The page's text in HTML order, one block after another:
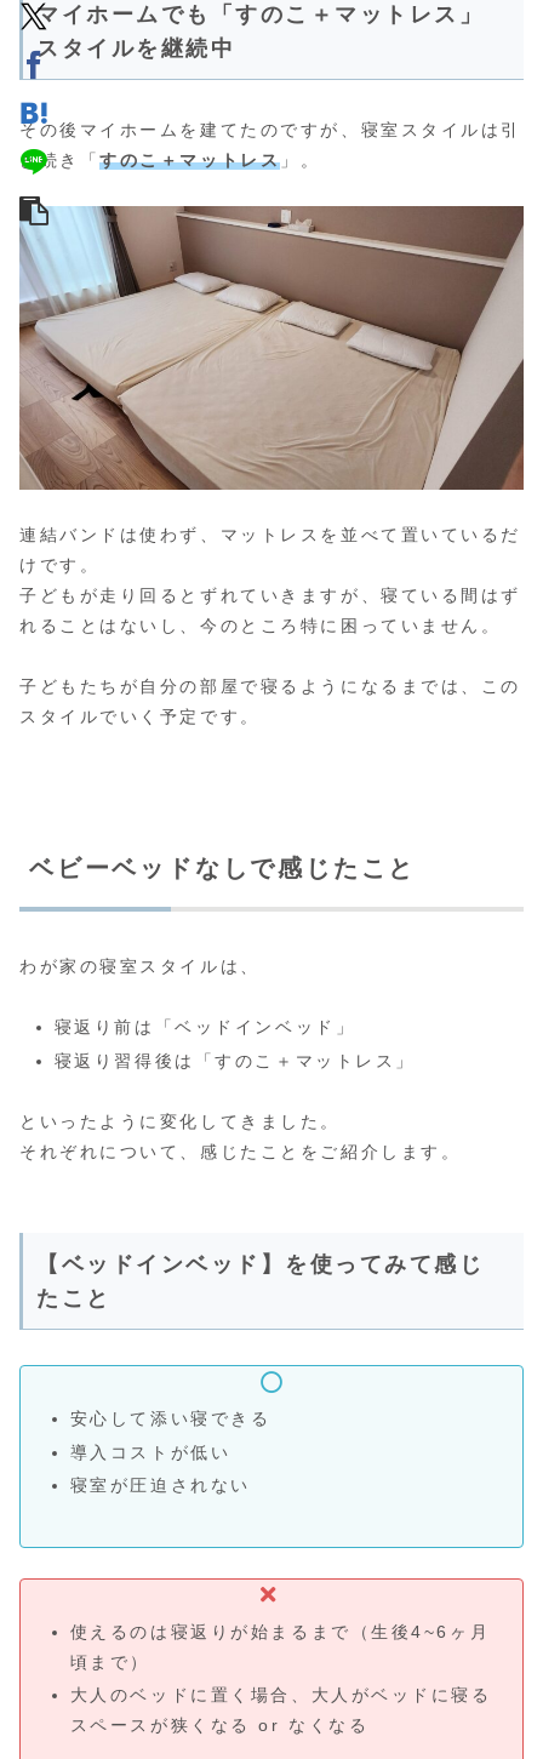
マイホームでも「すのこ＋マットレス」
スタイルを継続中
その後マイホームを建てたのですが、寝室スタイルは引
き続き「すのこ＋マットレス 」。
連結バンドは使わず、マットレスを並べて置いているだ
けです。
子どもが走り回るとずれていきますが、寝ている間はず
れることはないし、今のところ特に困っていません。
子どもたちが自分の部屋で寝るようになるまでは、この
スタイルでいく予定です。
ベビーベッドなしで感じたこと
わが家の寝室スタイルは、
寝返り前は「ベッドインベッド」
寝返り習得後は「すのこ＋マットレス」
といったように変化してきました。
それぞれについて、感じたことをご紹介します。
【ベッドインベッド】を使ってみて感じ
たこと
安心して添い寝できる
導入コストが低い
寝室が圧迫されない
使えるのは寝返りが始まるまで（生後4~6ヶ月
頃まで）
大人のベッドに置く場合、大人がベッドに寝る
スペースが狭くなる or なくなる